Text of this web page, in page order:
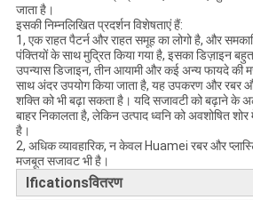
जाता है।
इसकी निम्नलिखित प्रदर्शन विशेषताएं हैं:
1, एक राहत पैटर्न और राहत समूह का लोगो है, और
पंक्तियों के साथ मुद्रित किया गया है, इसका डिज़ाइन
उपन्यास डिजाइन, तीन आयामी और कई अन्य फायदे की
साथ अंदर उपयोग किया जाता है, यह उपकरण और रबर
शक्ति को भी बढ़ा सकता है। यदि सजावटी को बढ़ाने के
बाहर निकालता है, लेकिन उत्पाद ध्वनि को अवशोषित
है।
2, अधिक व्यावहारिक, न केवल Huamei रबर और
मजबूत सजावट भी है।
Ificationsवितरण